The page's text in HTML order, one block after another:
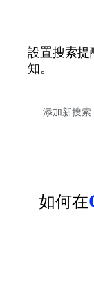
設置搜索提
知。
如何在